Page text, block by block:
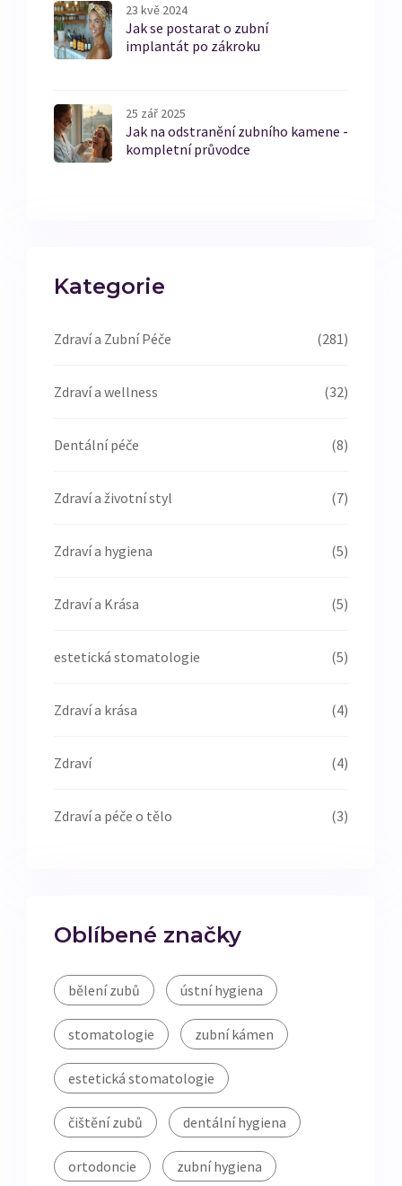
23 kvě 2024
Jak se postarat o zubní
implantát po zákroku
25 zář 2025
Jak na odstranění zubního kamene -
kompletní průvodce
Kategorie
Zdraví a Zubní Péče (281)
Zdraví a wellness (32)
Dentální péče (8)
Zdraví a životní styl (7)
Zdraví a hygiena (5)
Zdraví a Krása (5)
estetická stomatologie (5)
Zdraví a krása (4)
Zdraví (4)
Zdraví a péče o tělo (3)
Oblíbené značky
bělení zubů ústní hygiena
stomatologie zubní kámen
estetická stomatologie
čištění zubů dentální hygiena
ortodoncie zubní hygiena